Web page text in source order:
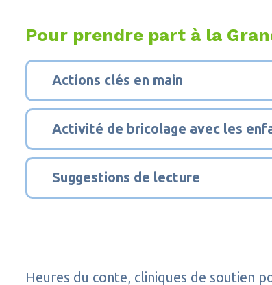
Pour prendre part à la
1
Actions clés en main
2
Activité de bricolage avec les
3
Suggestions de lecture
Heures du conte, cliniques de soutien